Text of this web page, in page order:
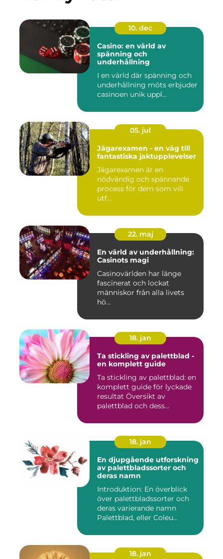
10. dec
Casino: en värld av
spänning och
underhållning
I en värld där spänning och
underhållning möts erbjuder
casinoen unik uppl...
05. jul
Jägarexamen - en väg till
fantastiska jaktupplevelser
Jägarexamen är en
nödvändig och spännande
process för dem som vill
utf...
22. maj
En värld av underhållning:
Casinots magi
Casinovärlden har länge
fascinerat och lockat
människor från alla livets
hö...
18. jan
Ta stickling av palettblad -
en komplett guide
Ta stickling av palettblad: en
komplett guide för lyckade
resultat Översikt av
palettblad och dess...
18. jan
En djupgående utforskning
av palettbladssorter och
deras namn
Introduktion: En överblick
över palettbladssorter och
deras varierande namn
Palettblad, eller Coleu...
18. jan